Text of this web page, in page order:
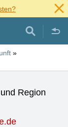
»
Region